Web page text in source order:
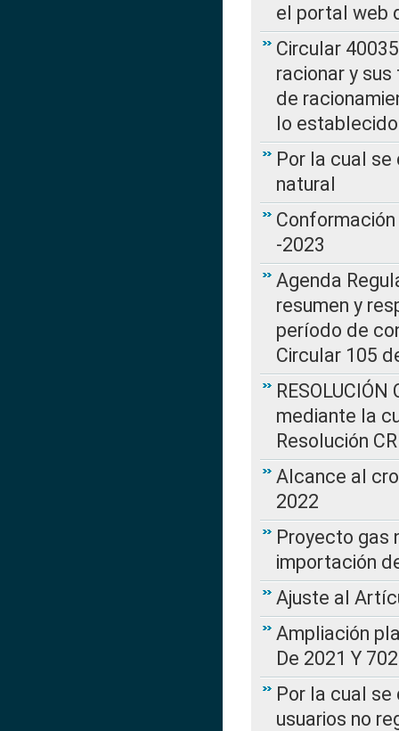
el portal web
Circular
racionar y
de
lo
Por la cual
natural
-2023
Agenda
resumen y
período de
Circular 105
mediante la
Resolución
Alcance al
2022
Proyecto gas
importación
Ajuste al
Ampliación
De 2021 Y
Por la cual
usuarios no